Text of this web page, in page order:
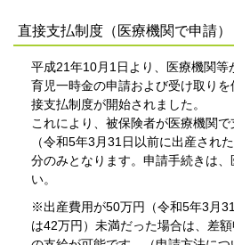
直接支払制度（医療機関で申請）
平成21年10月1日より、医療機関等
育児一時金の申請および受け取り
接支払制度が開始されました。
これにより、被保険者が医療機関
（令和5年3月31日以前に出産され
分のみとなります。申請手続きは
い。
※出産費用が50万円（令和5年3月
は42万円）未満だった場合は、差